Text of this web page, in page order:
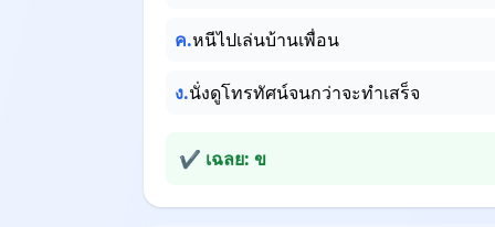
ค.หนีไปเล่นบ้านเพื่อน
ง.นั่งดูโทรทัศน์จนกว่าจะทำเสร็จ
✔ เฉลย: ข